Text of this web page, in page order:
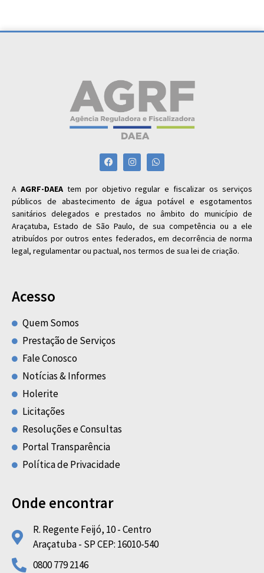
A AGRF-DAEAtem por objetivo regular e fiscalizar os serviços
públicos de abastecimento de água potável e esgotamentos
sanitários delegados e prestados no âmbito do município de
Araçatuba, Estado de São Paulo, de sua competência ou a ele
atribuídos por outros entes federados, em decorrência de norma
legal, regulamentar ou pactual, nos termos de sua lei de criação.
Acesso
Quem Somos
Prestação de Serviços
Fale Conosco
Notícias & Informes
Holerite
Licitações
Resoluções e Consultas
Portal Transparência
Política de Privacidade
Onde encontrar
R. Regente Feijó, 10 - Centro
Araçatuba - SP CEP: 16010-540
0800 779 2146